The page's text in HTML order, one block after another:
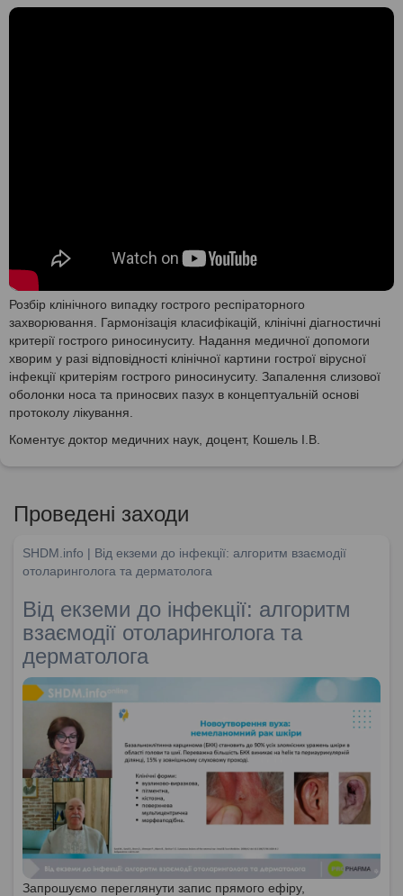
Розбір клінічного випадку гострого респіраторного
захворювання. Гармонізація класифікацій, клінічні діагностичні
критерії гострого риносинуситу. Надання медичної допомоги
хворим у разі відповідності клінічної картини гострої вірусної
інфекції критеріям гострого риносинуситу. Запалення слизової
оболонки носа та приносвих пазух в концептуальній основі
протоколу лікування.
Коментує доктор медичних наук, доцент, Кошель І.В.
Проведені заходи
SHDM.info | Від екземи до інфекції: алгоритм взаємодії
отоларинголога та дерматолога
Від екземи до інфекції: алгоритм
взаємодії отоларинголога та
дерматолога
Запрошуємо переглянути запис прямого ефіру,